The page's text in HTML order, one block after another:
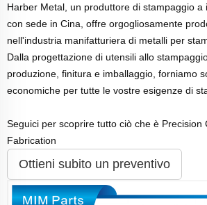
Harber Metal, un produttore di stampaggio a
con sede in Cina, offre orgogliosamente
nell'industria manifatturiera di metalli per
Dalla progettazione di utensili allo
produzione, finitura e imballaggio, forniamo
economiche per tutte le vostre esigenze di
Seguici per scoprire tutto ciò che è Precision
Fabrication
Ottieni subito un preventivo